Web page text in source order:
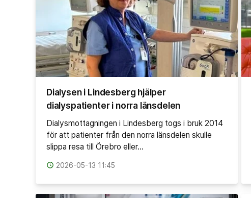
Dialysen i Lindesberg hjälper
dialyspatienter i norra länsdelen
Dialysmottagningen i Lindesberg togs i bruk 2014
för att patienter från den norra länsdelen skulle
slippa resa till Örebro eller…
access_time 2026-05-13 11:45